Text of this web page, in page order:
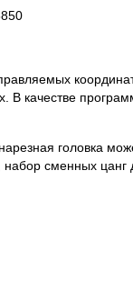
В качестве
головка
сменных